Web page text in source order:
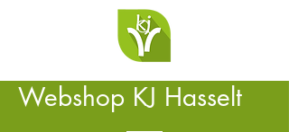
Webshop KJ Hasselt